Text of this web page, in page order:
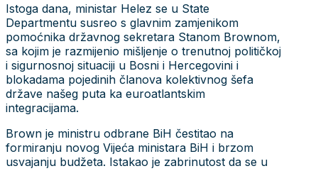
Istoga dana, ministar Helez se u State
Departmentu susreo s glavnim zamjenikom
pomoćnika državnog sekretara Stanom Brownom,
sa kojim je razmijenio mišljenje o trenutnoj političkoj
i sigurnosnoj situaciji u Bosni i Hercegovini i
blokadama pojedinih članova kolektivnog šefa
države našeg puta ka euroatlantskim
integracijama.
Brown je ministru odbrane BiH čestitao na
formiranju novog Vijeća ministara BiH i brzom
usvajanju budžeta. Istakao je zabrinutost da se u